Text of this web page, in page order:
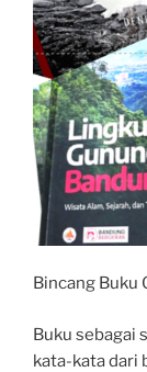
Bincang Buku
Buku sebagai
kata-kata dari